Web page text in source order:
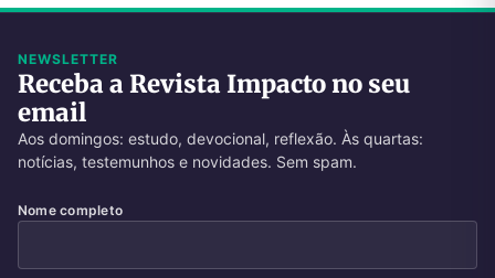
NEWSLETTER
Receba a Revista Impacto no seu
email
Aos domingos: estudo, devocional, reflexão. Às quartas:
notícias, testemunhos e novidades. Sem spam.
Nome completo